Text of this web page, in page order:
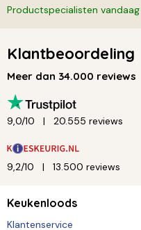
Productspecialisten
Klantbeoordeling
Meer dan 34.000 reviews
9,0/10 20.555 reviews
9,2/10 13.500 reviews
Keukenloods
Klantenservice